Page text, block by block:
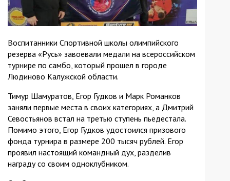
Воспитанники Спортивной школы олимпийского
резерва «Русь» завоевали медали на всероссийском
турнире по самбо, который прошел в городе
Людиново Калужской области.
Тимур Шамуратов, Егор Гудков и Марк Романков
заняли первые места в своих категориях, а Дмитрий
Севостьянов встал на третью ступень пьедестала.
Помимо этого, Егор Гудков удостоился призового
фонда турнира в размере 200 тысяч рублей. Егор
проявил настоящий командный дух, разделив
награду со своим одноклубником.